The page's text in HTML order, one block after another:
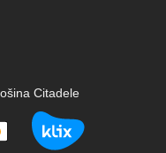
Citadele